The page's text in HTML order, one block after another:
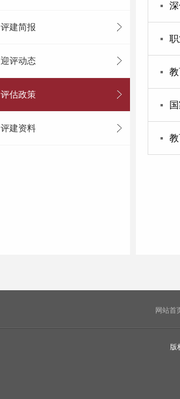
评建简报
迎评动态
评估政策
评建资料
▪
▪
▪
▪
▪
网站首
版